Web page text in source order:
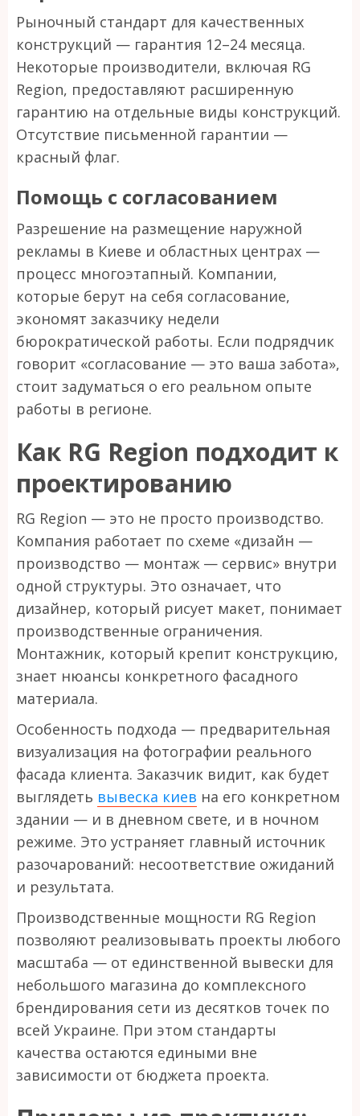
Рыночный стандарт для качественных
конструкций — гарантия 12–24 месяца.
Некоторые производители, включая RG
Region, предоставляют расширенную
гарантию на отдельные виды конструкций.
Отсутствие письменной гарантии —
красный флаг.
Помощь с согласованием
Разрешение на размещение наружной
рекламы в Киеве и областных центрах —
процесс многоэтапный. Компании,
которые берут на себя согласование,
экономят заказчику недели
бюрократической работы. Если подрядчик
говорит «согласование — это ваша забота»,
стоит задуматься о его реальном опыте
работы в регионе.
Как RG Region подходит к
проектированию
RG Region — это не просто производство.
Компания работает по схеме «дизайн —
производство — монтаж — сервис» внутри
одной структуры. Это означает, что
дизайнер, который рисует макет, понимает
производственные ограничения.
Монтажник, который крепит конструкцию,
знает нюансы конкретного фасадного
материала.
Особенность подхода — предварительная
визуализация на фотографии реального
фасада клиента. Заказчик видит, как будет
выглядеть вывеска киев на его конкретном
здании — и в дневном свете, и в ночном
режиме. Это устраняет главный источник
разочарований: несоответствие ожиданий
и результата.
Производственные мощности RG Region
позволяют реализовывать проекты любого
масштаба — от единственной вывески для
небольшого магазина до комплексного
брендирования сети из десятков точек по
всей Украине. При этом стандарты
качества остаются едиными вне
зависимости от бюджета проекта.